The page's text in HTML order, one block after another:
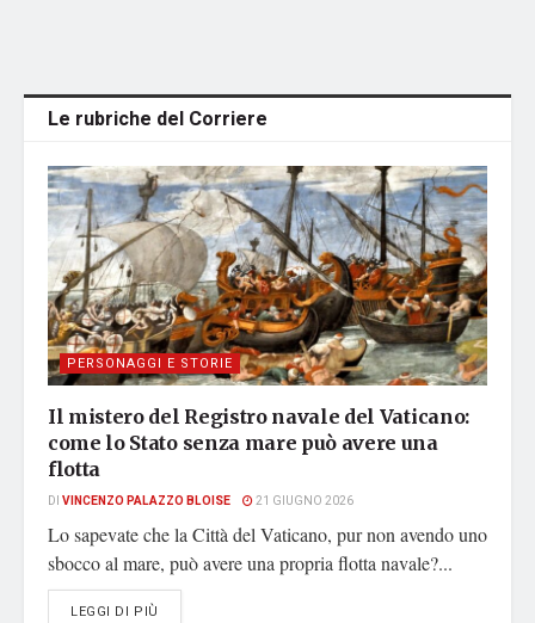
Le rubriche del Corriere
PERSONAGGI E STORIE
Il mistero del Registro navale del Vaticano:
come lo Stato senza mare può avere una
flotta
DI VINCENZO PALAZZO BLOISE 21 GIUGNO 2026
Lo sapevate che la Città del Vaticano, pur non avendo uno
sbocco al mare, può avere una propria flotta navale?...
LEGGI DI PIÙ